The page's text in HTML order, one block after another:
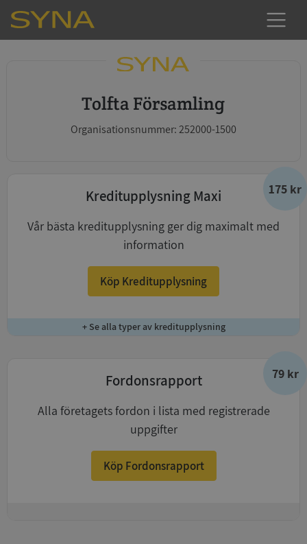
Tolfta Församling
Organisationsnummer: 252000-1500
175 kr
Kreditupplysning Maxi
Vår bästa kreditupplysning ger dig maximalt med
information
Köp Kreditupplysning
+ Se alla typer av kreditupplysning
79 kr
Fordonsrapport
Alla företagets fordon i lista med registrerade
uppgifter
Köp Fordonsrapport